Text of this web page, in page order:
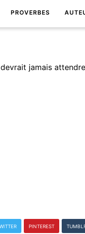
PROVERBES
PINTEREST